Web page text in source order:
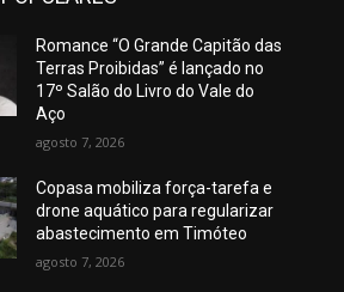
Romance “O Grande Capitão das
Terras Proibidas” é lançado no
17º Salão do Livro do Vale do
Aço
agosto 7, 2026
Copasa mobiliza força-tarefa e
drone aquático para regularizar
abastecimento em Timóteo
agosto 7, 2026